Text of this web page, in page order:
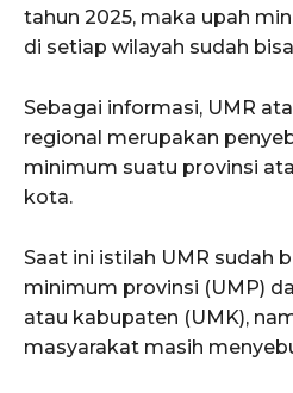
tahun 2025, maka upah
di setiap wilayah sudah
Sebagai informasi, UMR
regional merupakan
minimum suatu provinsi
kota.
Saat ini istilah UMR sudah
minimum provinsi (UMP)
atau kabupaten (UMK),
masyarakat masih